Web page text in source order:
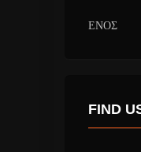
ΕΝΟΣ
FIND